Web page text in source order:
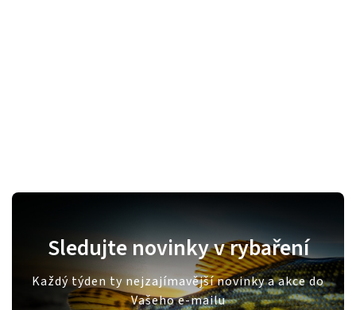
Sledujte novinky v rybaření
Každý týden ty nejzajímavější novinky a akce do
Vašeho e-mailu